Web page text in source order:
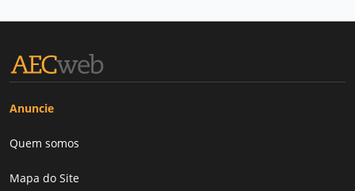
Anuncie
Quem somos
Mapa do Site